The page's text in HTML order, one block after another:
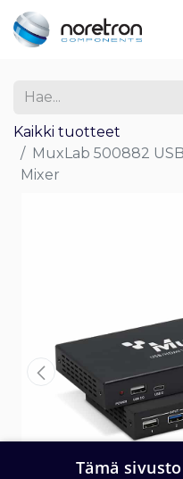
Kaikki tuotteet
MuxLab 500882
Mixer
Tämä